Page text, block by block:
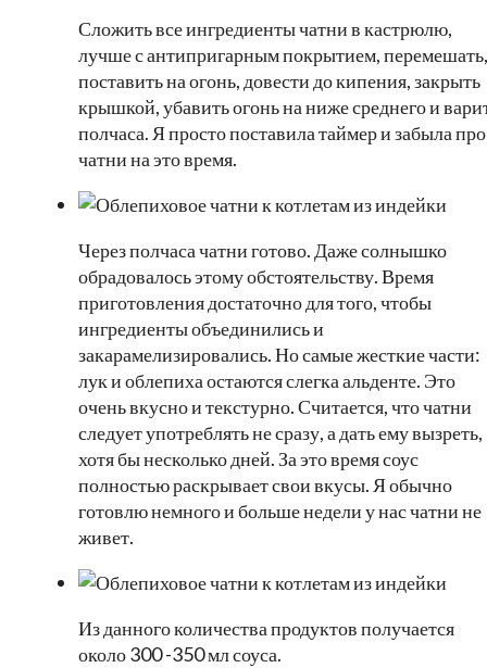
Сложить все ингредиенты чатни в кастрюлю,
лучше с антипригарным покрытием, перемешать,
поставить на огонь, довести до кипения, закрыть
крышкой, убавить огонь на ниже среднего и
полчаса. Я просто поставила таймер и забыла про
чатни на это время.
Через полчаса чатни готово. Даже солнышко
обрадовалось этому обстоятельству. Время
приготовления достаточно для того, чтобы
ингредиенты объединились и
закарамелизировались. Но самые жесткие части:
лук и облепиха остаются слегка альденте. Это
очень вкусно и текстурно. Считается, что чатни
следует употреблять не сразу, а дать ему вызреть,
хотя бы несколько дней. За это время соус
полностью раскрывает свои вкусы. Я обычно
готовлю немного и больше недели у нас чатни не
живет.
Из данного количества продуктов получается
около 300 -350 мл соуса.